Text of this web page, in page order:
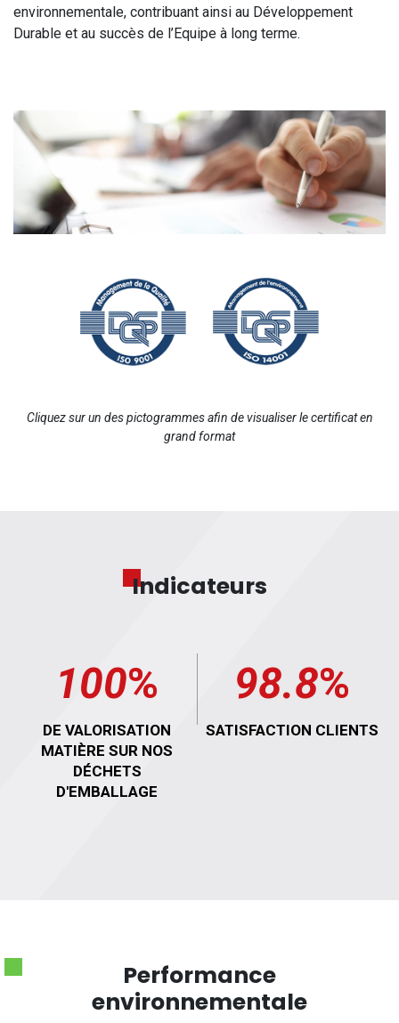
environnementale, contribuant ainsi au Développement
Durable et au succès de l’Equipe à long terme.
Cliquez sur un des pictogrammes afin de visualiser le certificat en
grand format
Indicateurs
100%
DE VALORISATION
MATIÈRE SUR NOS
DÉCHETS
D'EMBALLAGE
98.8%
SATISFACTION CLIENTS
Performance
environnementale